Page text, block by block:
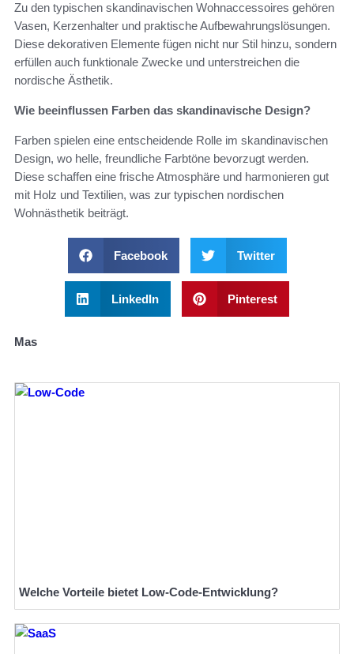
Zu den typischen skandinavischen Wohnaccessoires gehören
Vasen, Kerzenhalter und praktische Aufbewahrungslösungen.
Diese dekorativen Elemente fügen nicht nur Stil hinzu, sondern
erfüllen auch funktionale Zwecke und unterstreichen die
nordische Ästhetik.
Wie beeinflussen Farben das skandinavische Design?
Farben spielen eine entscheidende Rolle im skandinavischen
Design, wo helle, freundliche Farbtöne bevorzugt werden.
Diese schaffen eine frische Atmosphäre und harmonieren gut
mit Holz und Textilien, was zur typischen nordischen
Wohnästhetik beiträgt.
Facebook Twitter
LinkedIn Pinterest
Mas
Welche Vorteile bietet Low-Code-Entwicklung?